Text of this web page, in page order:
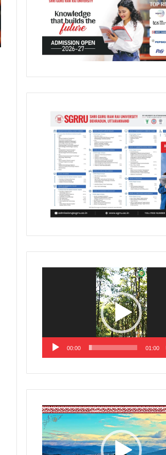
00:00 01:00
Video
Player